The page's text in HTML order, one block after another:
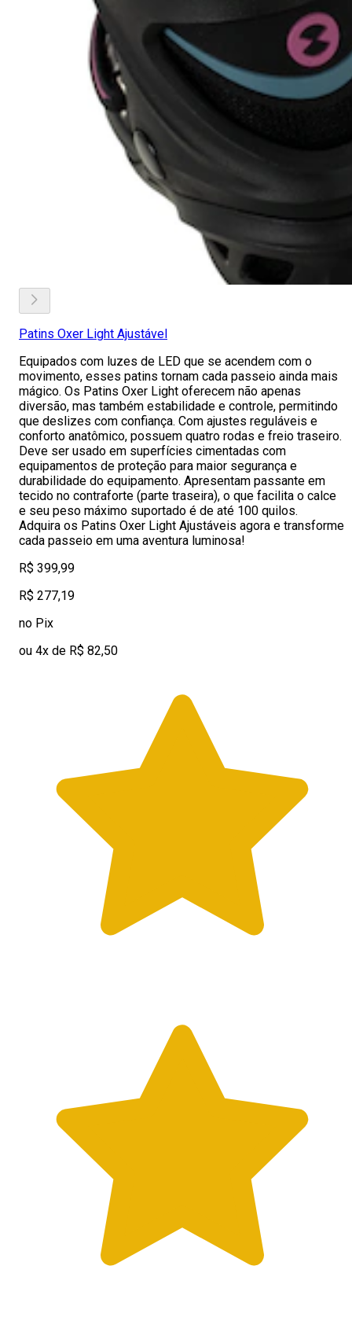
Patins Oxer Light Ajustável
Equipados com luzes de LED que se acendem com o
movimento, esses patins tornam cada passeio ainda mais
mágico. Os Patins Oxer Light oferecem não apenas
diversão, mas também estabilidade e controle, permitindo
que deslizes com confiança. Com ajustes reguláveis e
conforto anatômico, possuem quatro rodas e freio traseiro.
Deve ser usado em superfícies cimentadas com
equipamentos de proteção para maior segurança e
durabilidade do equipamento. Apresentam passante em
tecido no contraforte (parte traseira), o que facilita o calce
e seu peso máximo suportado é de até 100 quilos.
Adquira os Patins Oxer Light Ajustáveis agora e transforme
cada passeio em uma aventura luminosa!
R$ 399,99
R$ 277,19
no Pix
ou 4x de R$ 82,50